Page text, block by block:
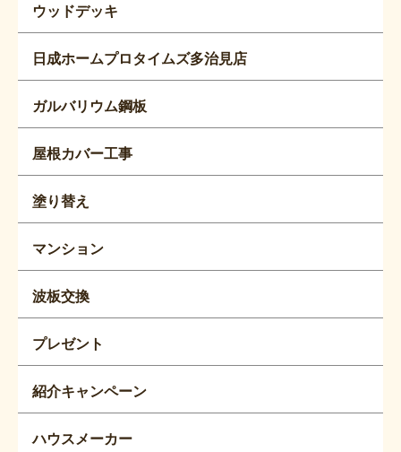
ウッドデッキ
日成ホームプロタイムズ多治見店
ガルバリウム鋼板
屋根カバー工事
塗り替え
マンション
波板交換
プレゼント
紹介キャンペーン
ハウスメーカー